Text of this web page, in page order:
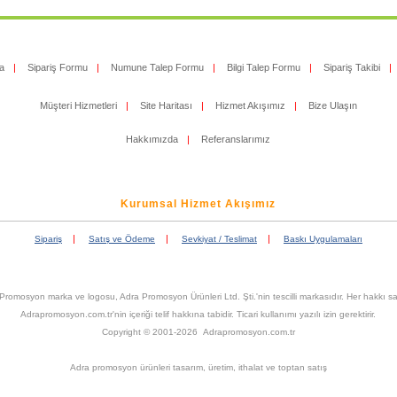
| Sipariş Formu | Numune Talep Formu | Bilgi Talep Formu | Sipariş Takibi |
Müşteri Hizmetleri | Site Haritası | Hizmet Akışımız | Bize Ulaşın
Hakkımızda | Referanslarımız
Kurumsal Hizmet Akışımız
Sipariş | Satış ve Ödeme | Sevkiyat / Teslimat | Baskı Uygulamaları
marka ve logosu, Adra Promosyon Ürünleri Ltd. Şti.'nin tescilli markasıdır. Her hakkı
Adrapromosyon.com.tr'nin içeriği telif hakkına tabidir. Ticari kullanımı yazılı izin gerektirir.
Copyright © 2001-2026 Adrapromosyon.com.tr
Adra promosyon ürünleri tasarım, üretim, ithalat ve toptan satış